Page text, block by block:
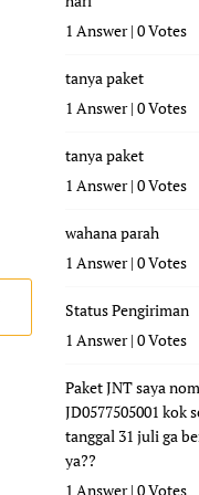
1 Answer|0 Votes
tanya paket
1 Answer|0 Votes
tanya paket
1 Answer|0 Votes
wahana parah
1 Answer|0 Votes
Status Pengiriman
1 Answer|0 Votes
Paket JNT saya
JD0577505001 kok
tanggal 31 juli ga
ya??
1 Answer|0 Votes